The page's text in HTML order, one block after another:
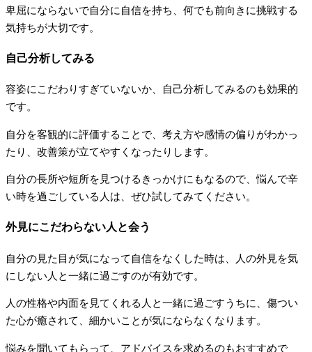
卑屈にならないで自分に自信を持ち、何でも前向きに挑戦する
気持ちが大切です。
自己分析してみる
容姿にこだわりすぎていないか、自己分析してみるのも効果的
です。
自分を客観的に評価することで、考え方や感情の偏りがわかっ
たり、改善策が立てやすくなったりします。
自分の長所や短所を見つけるきっかけにもなるので、悩んで辛
い時を過ごしている人は、ぜひ試してみてください。
外見にこだわらない人と会う
自分の見た目が気になって自信をなくした時は、人の外見を気
にしない人と一緒に過ごすのが有効です。
人の性格や内面を見てくれる人と一緒に過ごすうちに、傷つい
た心が癒されて、細かいことが気にならなくなります。
悩みを聞いてもらって、アドバイスを求めるのもおすすめで